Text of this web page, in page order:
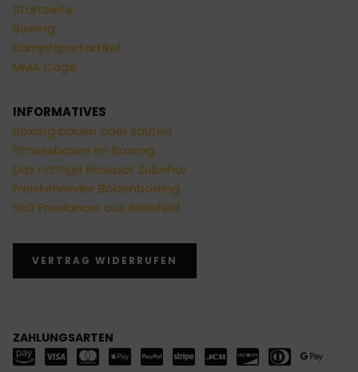
Startseite
Boxring
Kampfsportartikel
MMA Cage
INFORMATIVES
Boxring bauen oder kaufen
Fitnessboxen im Boxring
Das richtige Boxsack Zubehör
Freistehender Bodenboxring
SEO Freelancer aus Bielefeld
VERTRAG WIDERRUFEN
ZAHLUNGSARTEN